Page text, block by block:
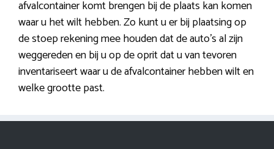
afvalcontainer komt brengen bij de plaats kan komen
waar u het wilt hebben. Zo kunt u er bij plaatsing op
de stoep rekening mee houden dat de auto’s al zijn
weggereden en bij u op de oprit dat u van tevoren
inventariseert waar u de afvalcontainer hebben wilt en
welke grootte past.